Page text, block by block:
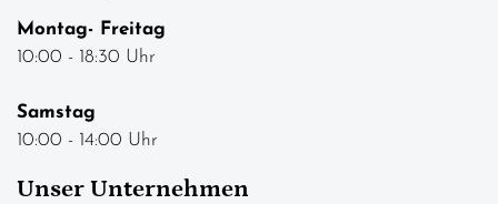
Montag- Freitag
10:00 - 18:30 Uhr
Samstag
10:00 - 14:00 Uhr
Unser Unternehmen